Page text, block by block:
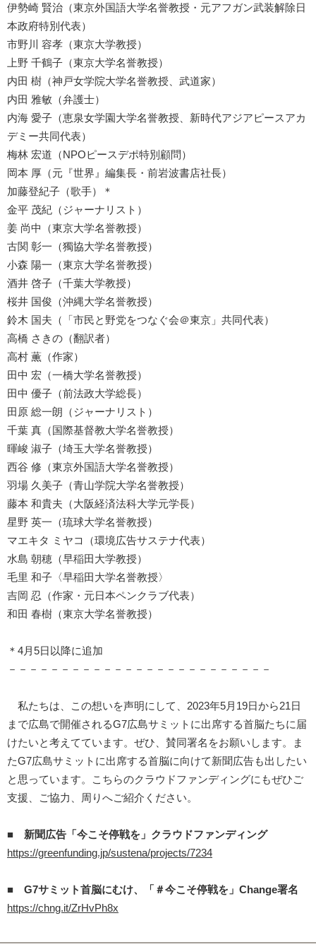
伊勢崎 賢治（東京外国語大学名誉教授・元アフガン武装解除日
本政府特別代表）
市野川 容孝（東京大学教授）
上野 千鶴子（東京大学名誉教授）
内田 樹（神戸女学院大学名誉教授、武道家）
内田 雅敏（弁護士）
内海 愛子（恵泉女学園大学名誉教授、新時代アジアピースアカ
デミー共同代表）
梅林 宏道（NPOピースデポ特別顧問）
岡本 厚（元『世界』編集長・前岩波書店社長）
加藤登紀子（歌手）＊
金平 茂紀（ジャーナリスト）
姜 尚中（東京大学名誉教授）
古関 彰一（獨協大学名誉教授）
小森 陽一（東京大学名誉教授）
酒井 啓子（千葉大学教授）
桜井 国俊（沖縄大学名誉教授）
鈴木 国夫（「市民と野党をつなぐ会＠東京」共同代表）
高橋 さきの（翻訳者）
高村 薫（作家）
田中 宏（一橋大学名誉教授）
田中 優子（前法政大学総長）
田原 総一朗（ジャーナリスト）
千葉 真（国際基督教大学名誉教授）
暉峻 淑子（埼玉大学名誉教授）
西谷 修（東京外国語大学名誉教授）
羽場 久美子（青山学院大学名誉教授）
藤本 和貴夫（大阪経済法科大学元学長）
星野 英一（琉球大学名誉教授）
マエキタ ミヤコ（環境広告サステナ代表）
水島 朝穂（早稲田大学教授）
毛里 和子〈早稲田大学名誉教授〉
吉岡 忍（作家・元日本ペンクラブ代表）
和田 春樹（東京大学名誉教授）
＊4月5日以降に追加
－－－－－－－－－－－－－－－－－－－－－－－－－
私たちは、この想いを声明にして、2023年5月19日から21日
まで広島で開催されるG7広島サミットに出席する首脳たちに届
けたいと考えてています。ぜひ、賛同署名をお願いします。ま
たG7広島サミットに出席する首脳に向けて新聞広告も出したい
と思っています。こちらのクラウドファンディングにもぜひご
支援、ご協力、周りへご紹介ください。
■ 新聞広告「今こそ停戦を」クラウドファンディング
https://greenfunding.jp/sustena/projects/7234
■ G7サミット首脳にむけ、「＃今こそ停戦を」Change署名
https://chng.it/ZrHvPh8x